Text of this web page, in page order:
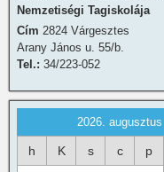
Nemzetiségi Tagiskolája
Cím 2824 Várgesztes
Arany János u. 55/b.
Tel.: 34/223-052
2026. augusztus
h K s c p